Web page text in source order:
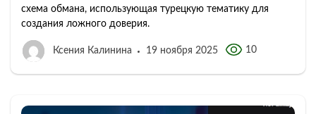
схема обмана, использующая турецкую тематику для
создания ложного доверия.
Ксения Калинина 19 ноября 2025 10